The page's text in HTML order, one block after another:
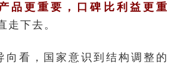
品更重要，口碑比利益更重
走下去。
向看，国家意识到结构调整的